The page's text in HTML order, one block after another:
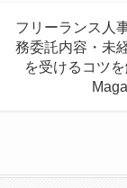
フリーランス人
務委託内容・未
を受けるコツ